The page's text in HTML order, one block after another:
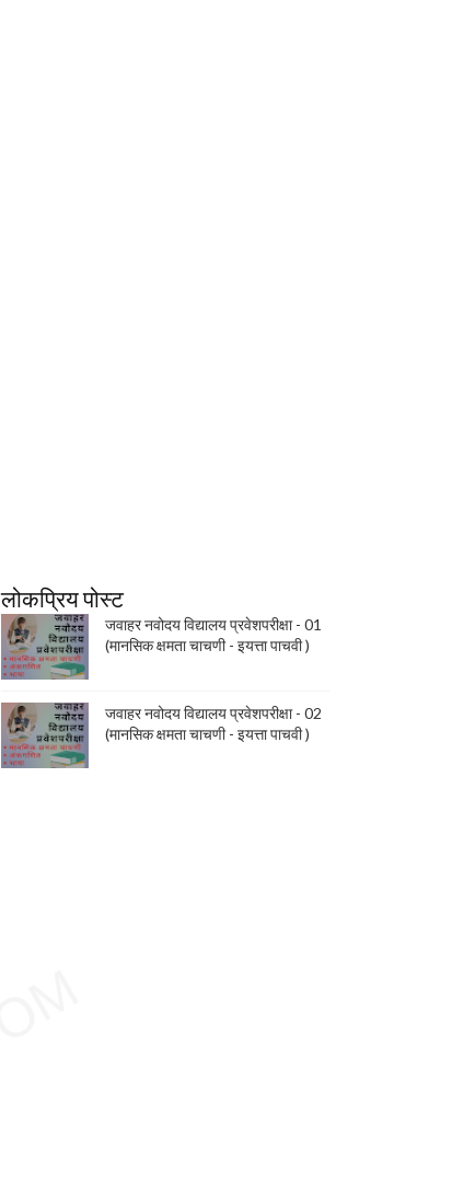
लोकप्रिय पोस्ट
जवाहर नवोदय विद्यालय प्रवेशपरीक्षा - 01
(मानसिक क्षमता चाचणी - इयत्ता पाचवी )
जवाहर नवोदय विद्यालय प्रवेशपरीक्षा - 02
(मानसिक क्षमता चाचणी - इयत्ता पाचवी )